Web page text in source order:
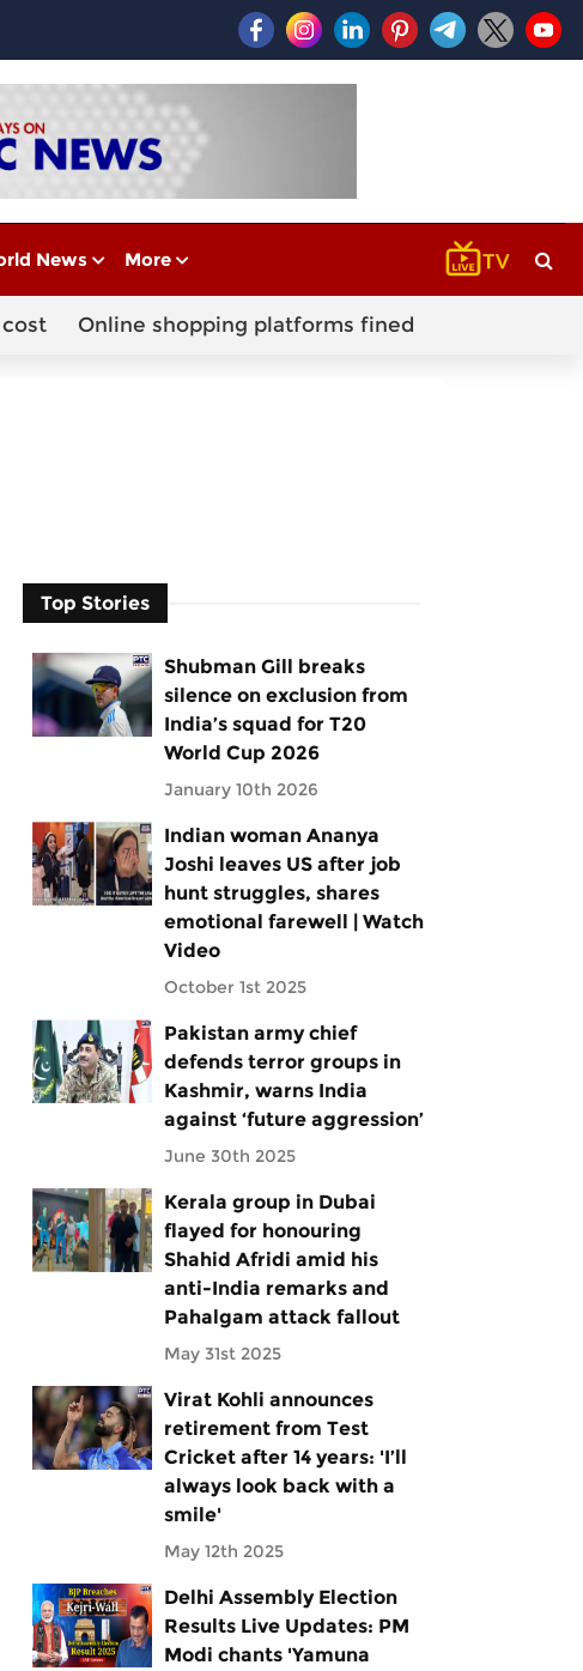
News More
Online shopping platforms fined
Top Stories
Shubman Gill breaks
silence on exclusion from
India’s squad for T20
World Cup 2026
January 10th 2026
Indian woman Ananya
Joshi leaves US after job
hunt struggles, shares
emotional farewell | Watch
Video
October 1st 2025
Pakistan army chief
defends terror groups in
Kashmir, warns India
against ‘future aggression’
June 30th 2025
Kerala group in Dubai
flayed for honouring
Shahid Afridi amid his
anti-India remarks and
Pahalgam attack fallout
May 31st 2025
Virat Kohli announces
retirement from Test
Cricket after 14 years: 'I’ll
always look back with a
smile'
May 12th 2025
Delhi Assembly Election
Results Live Updates: PM
Modi chants 'Yamuna